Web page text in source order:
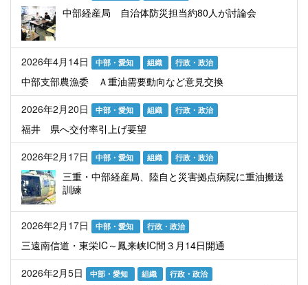
中部経産局 自治体防災担当約80人が討論会
2026年4月14日 中部・愛知 組織 行政・政治
中部支部農漁委 Ａ重油需要動向など意見交換
2026年2月20日
中部・愛知 組織 行政・政治
福井 県へ交付率引上げ要望
2026年2月17日
中部・愛知 組織 行政・政治
三重・中部経産局、陸自と災害拠点病院に重油搬送
訓練
2026年2月17日 中部・愛知 行政・政治
三遠南信道・東栄IC～鳳来峡IC間３月14日開通
2026年2月5日
中部・愛知 組織 行政・政治